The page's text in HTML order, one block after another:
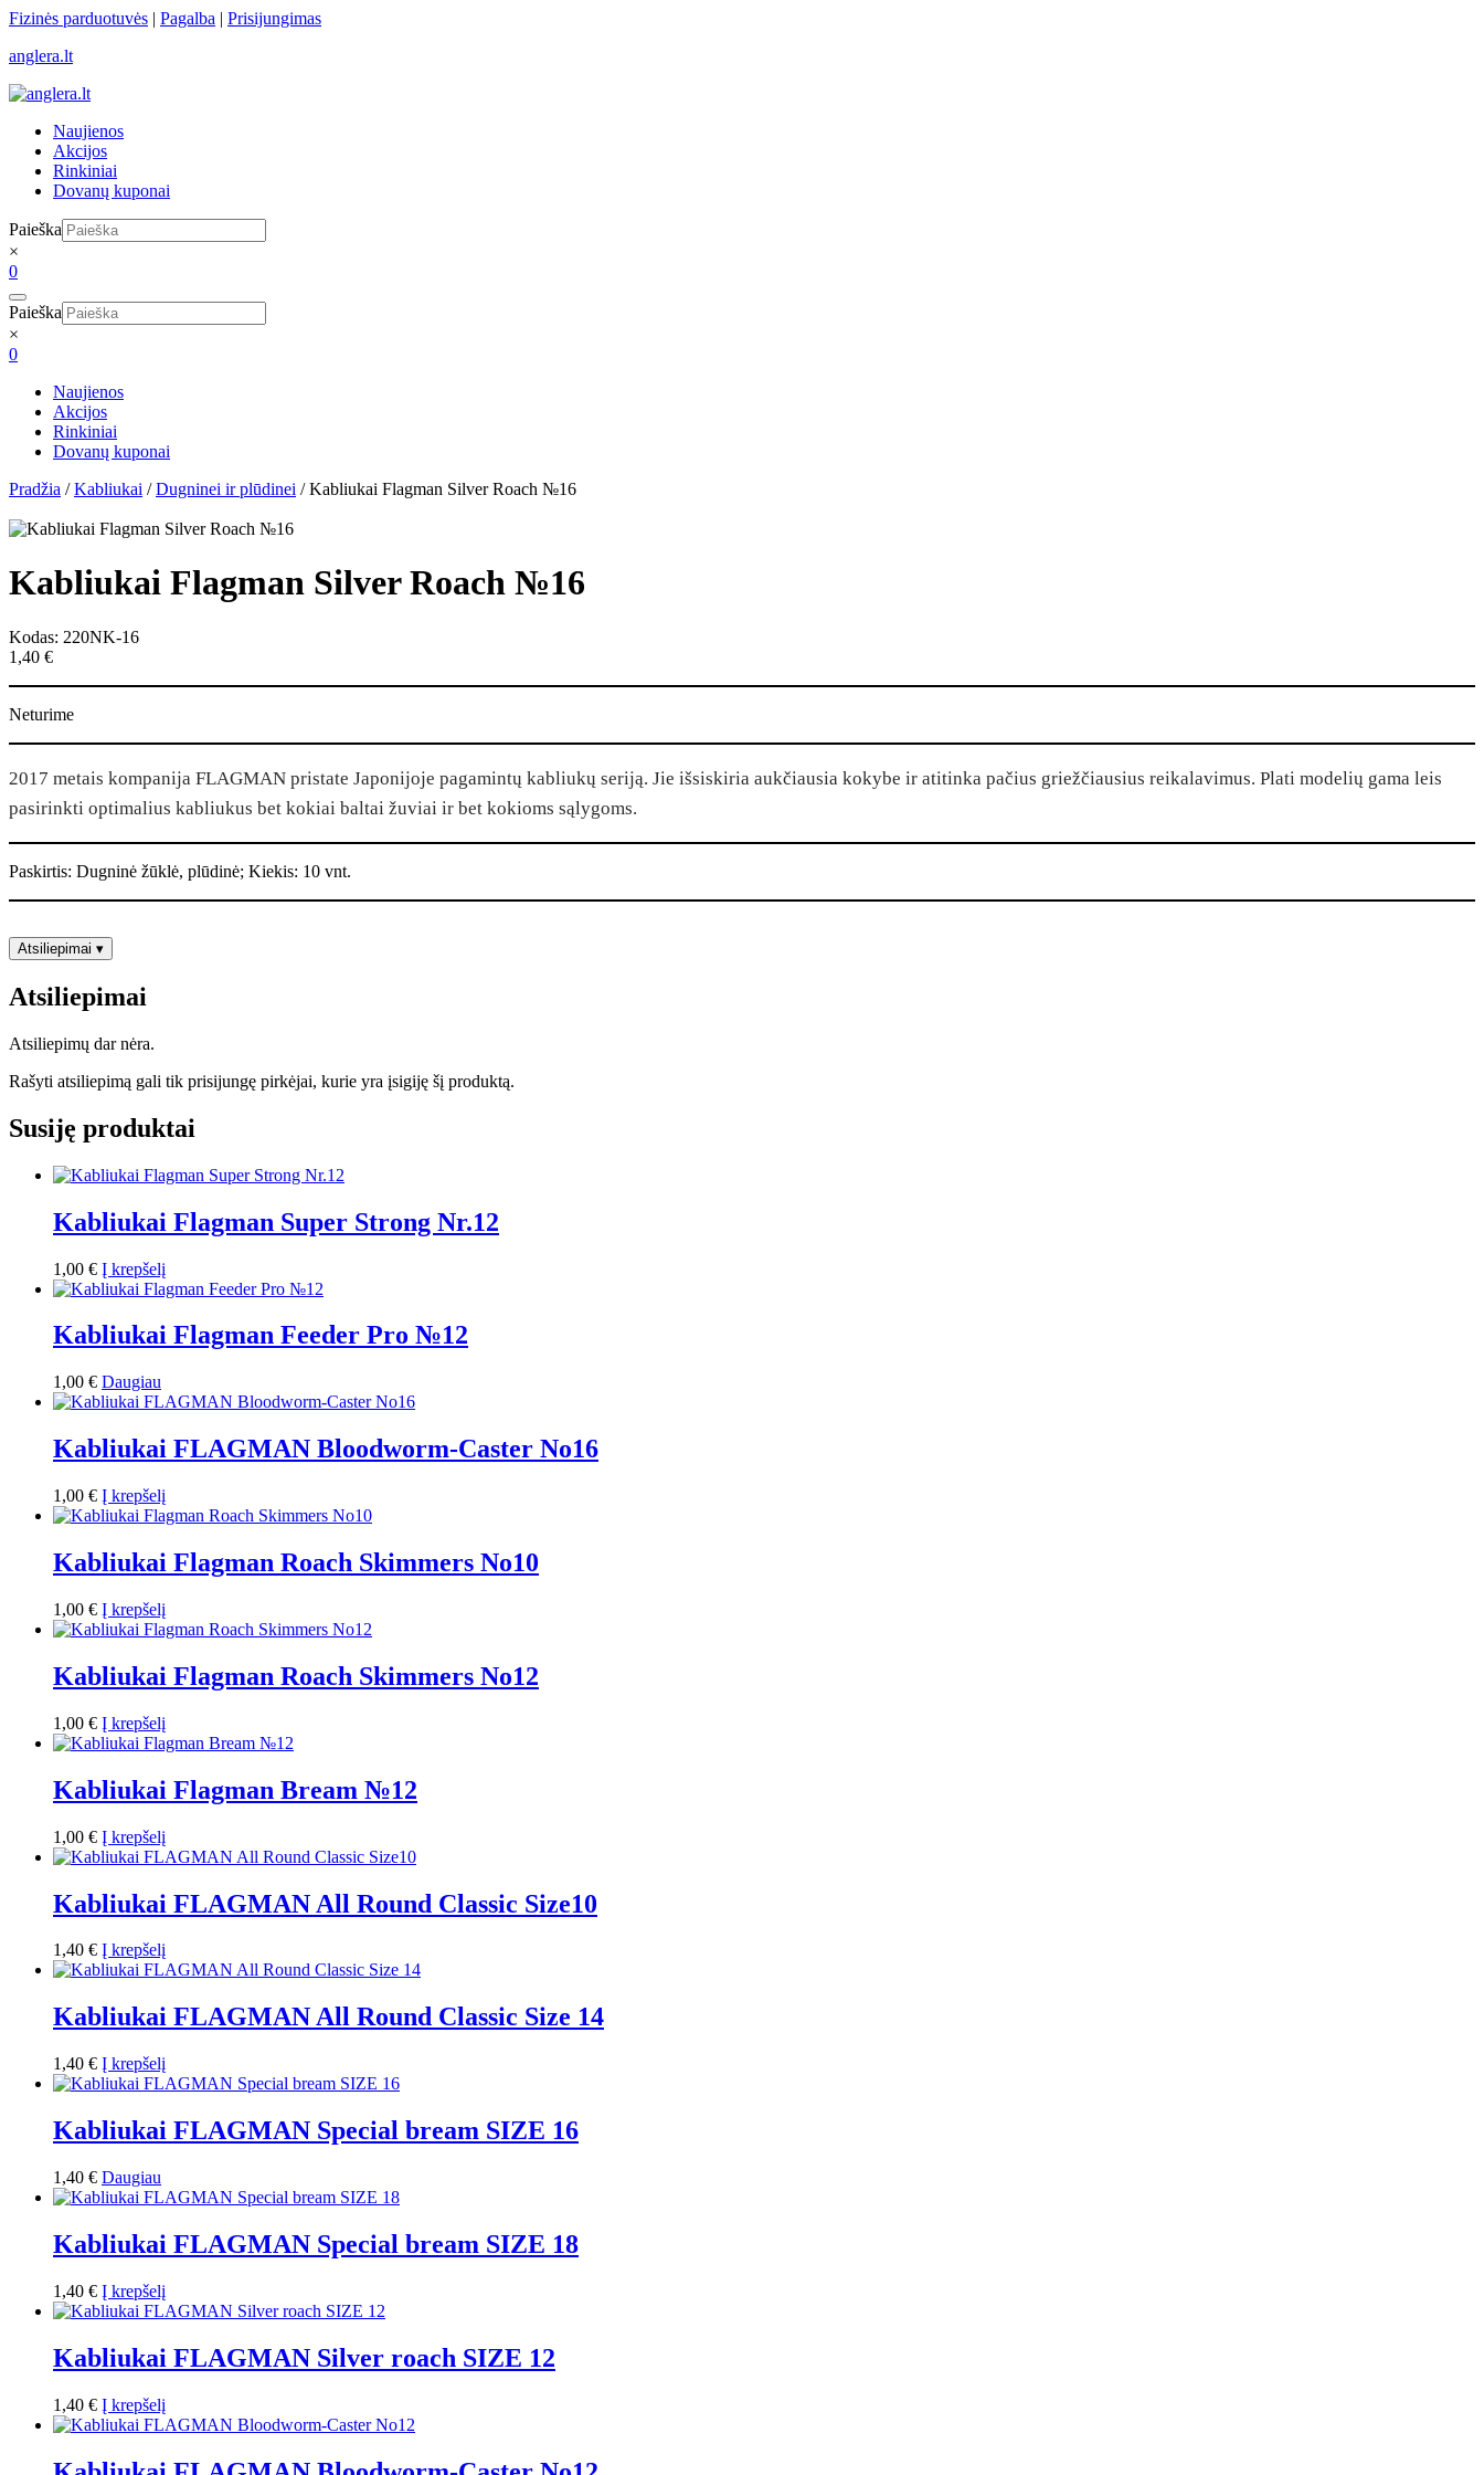
Skip
content
Fizinės parduotuvės | Pagalba | Prisijungimas
anglera.lt
Naujienos
Akcijos
Rinkiniai
Dovanų kuponai
Paieška
×
0
Paieška
×
0
Naujienos
Akcijos
Rinkiniai
Dovanų kuponai
Pradžia /Kabliukai /Dugninei ir plūdinei / Kabliukai Flagman Silver Roach №16
Kabliukai Flagman Silver Roach №16
Kodas: 220NK-16
1,40 €
Neturime
2017 metais kompanija FLAGMAN pristate Japonijoje pagamintų kabliukų seriją. Jie išsiskiria aukčiausia kokybe ir atitinka pačius griežčiausius reikalavimus. Plati modelių gama leis
pasirinkti optimalius kabliukus bet kokiai baltai žuviai ir bet kokioms sąlygoms.
Paskirtis: Dugninė žūklė, plūdinė; Kiekis: 10 vnt.
Atsiliepimai ▾
Atsiliepimai
Atsiliepimų dar nėra.
Rašyti atsiliepimą gali tik prisijungę pirkėjai, kurie yra įsigiję šį produktą.
Susiję produktai
Kabliukai Flagman Super Strong Nr.12
1,00 € Į krepšelį
Kabliukai Flagman Feeder Pro №12
1,00 € Daugiau
Kabliukai FLAGMAN Bloodworm-Caster No16
1,00 € Į krepšelį
Kabliukai Flagman Roach Skimmers No10
1,00 € Į krepšelį
Kabliukai Flagman Roach Skimmers No12
1,00 € Į krepšelį
Kabliukai Flagman Bream №12
1,00 € Į krepšelį
Kabliukai FLAGMAN All Round Classic Size10
1,40 € Į krepšelį
Kabliukai FLAGMAN All Round Classic Size 14
1,40 € Į krepšelį
Kabliukai FLAGMAN Special bream SIZE 16
1,40 € Daugiau
Kabliukai FLAGMAN Special bream SIZE 18
1,40 € Į krepšelį
Kabliukai FLAGMAN Silver roach SIZE 12
1,40 € Į krepšelį